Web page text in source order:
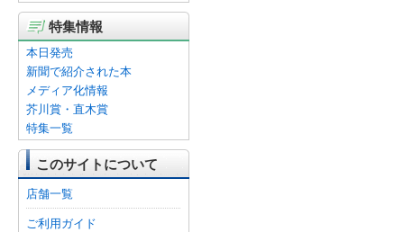
特集情報
本日発売
新聞で紹介された本
メディア化情報
芥川賞・直木賞
特集一覧
このサイトについて
店舗一覧
ご利用ガイド